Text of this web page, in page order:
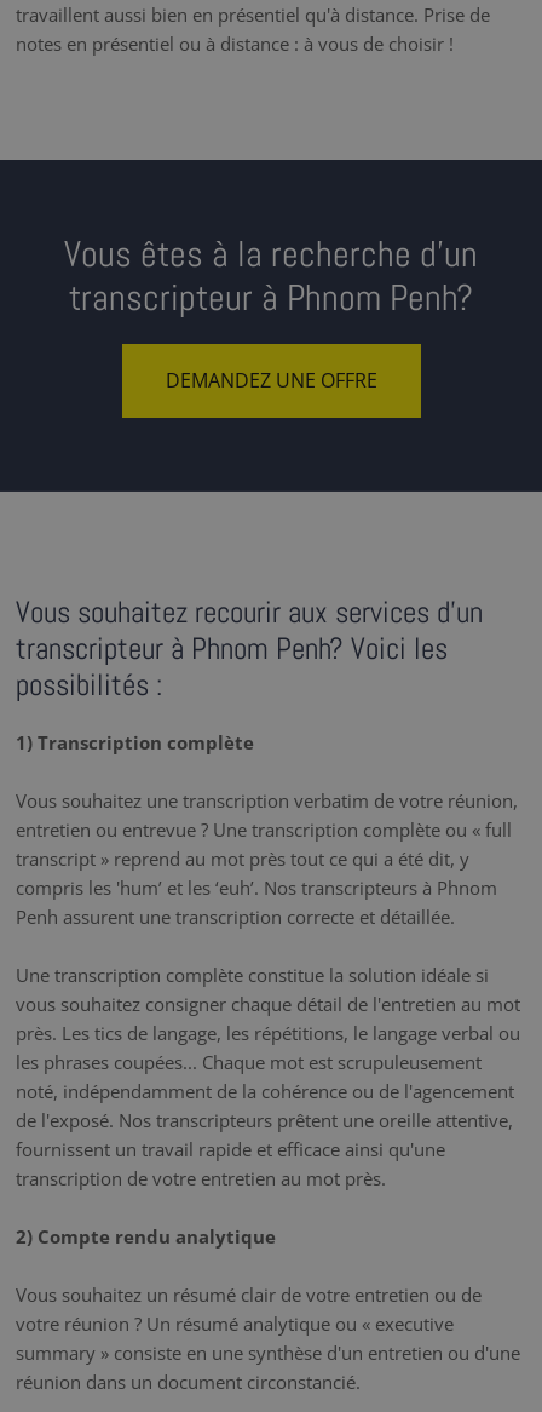
travaillent aussi bien en présentiel qu'à distance. Prise de
notes en présentiel ou à distance : à vous de choisir !
Vous êtes à la recherche d’un
transcripteur à Phnom Penh?
DEMANDEZ UNE OFFRE
Vous souhaitez recourir aux services d'un
transcripteur à Phnom Penh? Voici les
possibilités :
1) Transcription complète
Vous souhaitez une transcription verbatim de votre réunion,
entretien ou entrevue ? Une transcription complète ou « full
transcript » reprend au mot près tout ce qui a été dit, y
compris les 'hum’ et les ‘euh’. Nos transcripteurs à Phnom
Penh assurent une transcription correcte et détaillée.
Une transcription complète constitue la solution idéale si
vous souhaitez consigner chaque détail de l'entretien au mot
près. Les tics de langage, les répétitions, le langage verbal ou
les phrases coupées... Chaque mot est scrupuleusement
noté, indépendamment de la cohérence ou de l'agencement
de l'exposé. Nos transcripteurs prêtent une oreille attentive,
fournissent un travail rapide et efficace ainsi qu'une
transcription de votre entretien au mot près.
2) Compte rendu analytique
Vous souhaitez un résumé clair de votre entretien ou de
votre réunion ? Un résumé analytique ou « executive
summary » consiste en une synthèse d'un entretien ou d'une
réunion dans un document circonstancié.